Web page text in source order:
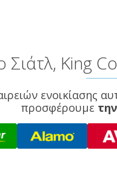
King
ενοικίασης
προσφέρουμε